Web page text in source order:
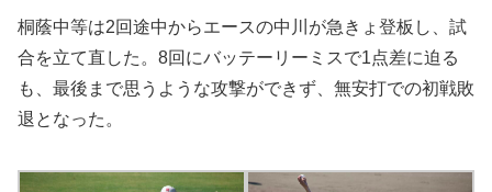
桐蔭中等は2回途中からエースの中川が急きょ登板し、試
合を立て直した。8回にバッテーリーミスで1点差に迫る
も、最後まで思うような攻撃ができず、無安打での初戦敗
退となった。